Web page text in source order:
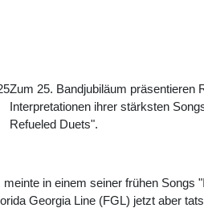
Zum 25. Bandjubiläum präsentieren
Interpretationen ihrer stärksten
Refueled Duets".
meinte in einem seiner frühen Songs
Georgia Line (FGL) jetzt aber